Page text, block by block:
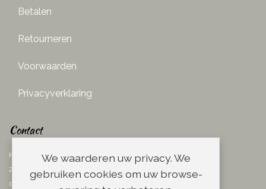
Betalen
Retourneren
Voorwaarden
Privacyverklaring
Contact
Ketelboetersteeg 29
2311 TN Leiden
dins. - vrij. 08.00 - 17.00 uur
We waarderen uw privacy. We
gebruiken cookies om uw browse-